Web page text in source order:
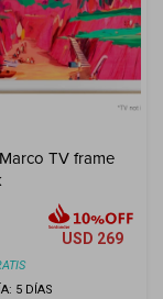
TV frame
USD 269
5 DÍAS